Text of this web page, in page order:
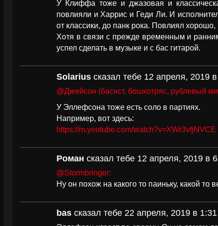
У Клиффа тоже и джазовая и
повлияли и Харрис и Геди Ли. И
от классики, до панк рока. Повлиял
Хотя в связи с прежде временным и
успел сделать в музыке и с бас гитарой.
Solarius сказал тебе 12 апреля, 2019
@Джейсон (басист, бошкотряс, рублевый
У Эллефсона тоже есть соло в партиях.
Например, вот здесь:
https://m.youtube.com/watch?v=XWr3vfjNVCE
Роман сказал тебе 12 апреля, 2019 в
@Stormbringer:
Ну он похож на какого то паиньку, какой то
bas сказал тебе 22 апреля, 2019 в